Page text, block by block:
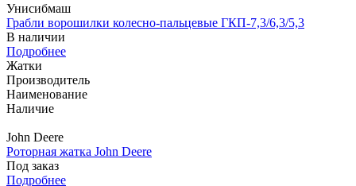
Унисибмаш
Грабли ворошилки колесно-пальцевые ГКП-7,3/6,3/5,3
В наличии
Подробнее
Жатки
Производитель
Наименование
Наличие
John Deere
Роторная жатка John Deere
Под заказ
Подробнее